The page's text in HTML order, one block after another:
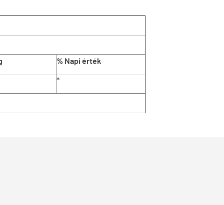
% Napi érték
*